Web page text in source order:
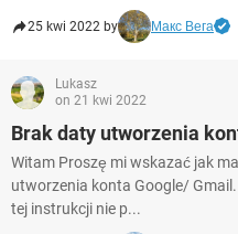
25 kwi 2022 by Макс Вега
Lukasz
on 21 kwi 2022
Brak daty utworzenia
Witam Proszę mi wskazać jak
utworzenia konta Google/
tej instrukcji nie p...